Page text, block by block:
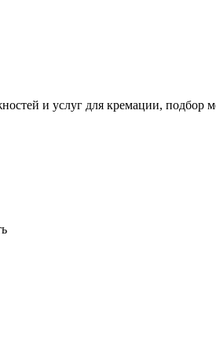
и услуг для кремации, подбор